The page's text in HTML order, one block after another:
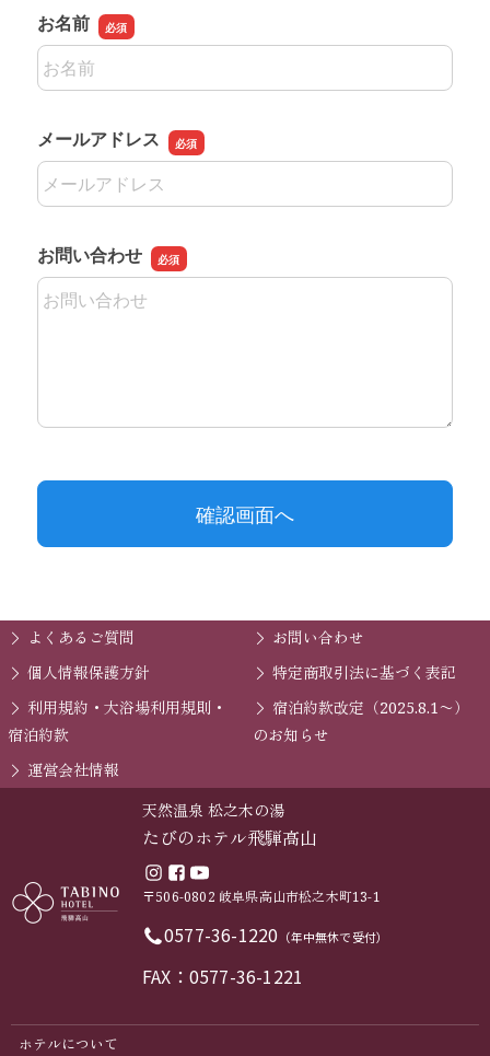
よくあるご質問
お問い合わせ
個人情報保護方針
特定商取引法に基づく表記
利用規約・大浴場利用規則・
宿泊約款
宿泊約款改定（2025.8.1〜）
のお知らせ
運営会社情報
天然温泉 松之木の湯
たびのホテル飛騨高山
〒506-0802 岐阜県高山市松之木町13-1
0577-36-1220 （年中無休で受付）
FAX：0577-36-1221
ホテルについて